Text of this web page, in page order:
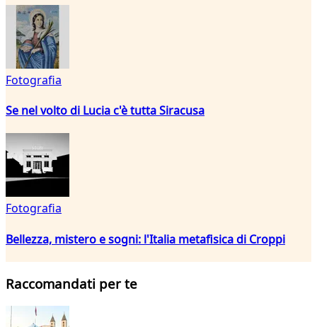
Fotografia
Se nel volto di Lucia c'è tutta Siracusa
Fotografia
Bellezza, mistero e sogni: l'Italia metafisica di Croppi
Raccomandati per te